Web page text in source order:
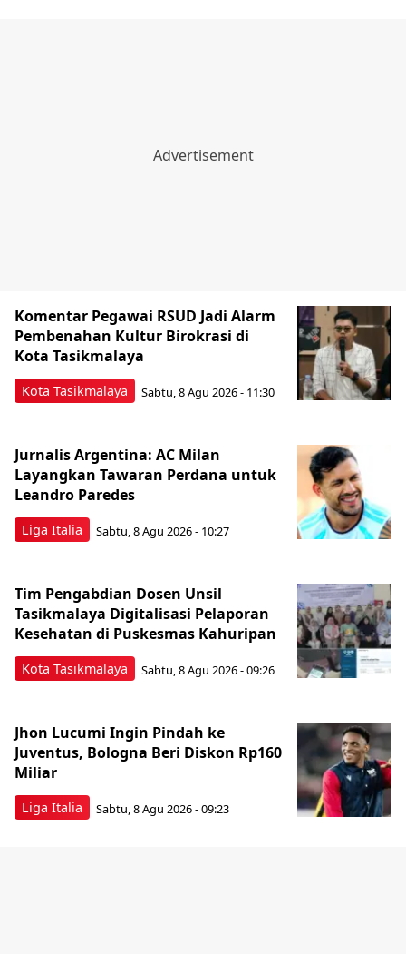
Kota Tasikmalaya
Komentar Pegawai RSUD Jadi Alarm
Pembenahan Kultur Birokrasi di
Kota Tasikmalaya
Sabtu, 8 Agu 2026 - 11:30
Liga Italia
Jurnalis Argentina: AC Milan
Layangkan Tawaran Perdana untuk
Leandro Paredes
Sabtu, 8 Agu 2026 - 10:27
Kota Tasikmalaya
Tim Pengabdian Dosen Unsil
Tasikmalaya Digitalisasi Pelaporan
Kesehatan di Puskesmas Kahuripan
Sabtu, 8 Agu 2026 - 09:26
Liga Italia
Jhon Lucumi Ingin Pindah ke
Juventus, Bologna Beri Diskon Rp160
Miliar
Sabtu, 8 Agu 2026 - 09:23